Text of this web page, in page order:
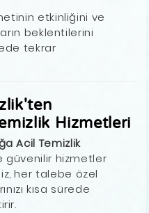
etkinliğini ve
beklentilerini
tekrar
Hizmetleri
Acil Temizlik
güvenilir hizmetler
her talebe özel
kısa sürede